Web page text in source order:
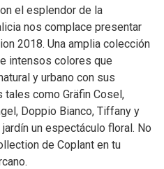
el esplendor de la
nos complace presentar
2018. Una amplia colección
intensos colores que
y urbano con sus
como Gräfin Cosel,
Doppio Bianco, Tiffany y
un espectáculo floral. No
de Coplant en tu